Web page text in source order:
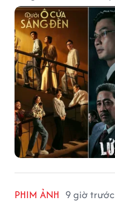
PHIM ẢNH 9 giờ trước